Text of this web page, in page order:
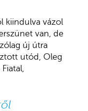
kiindulva vázol
van, de
új útra
utód, Oleg